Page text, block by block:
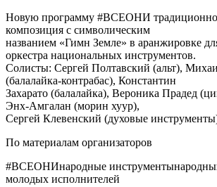
Новую программу #ВСЕОНИ традиционно
композиция с символическим
названием «Гимн Земле» в аранжировке
оркестра национальных инструментов.
Солисты: Сергей Полтавский (альт),
(балалайка-контрабас), Константин
Захарато (балалайка), Вероника Прадед
Энх-Амгалан (морин хуур),
Сергей Клевенский (духовые
По материалам организаторов
#ВСЕОНИнародные инструменты
молодых исполнителей